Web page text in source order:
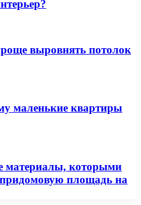
выровнять потолок
маленькие квартиры
материалы, которыми
площадь на